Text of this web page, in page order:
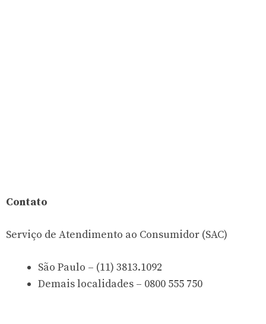
Contato
Serviço de Atendimento ao Consumidor (SAC)
São Paulo – (11) 3813.1092
Demais localidades – 0800 555 750